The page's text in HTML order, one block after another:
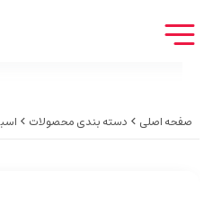
صفحه اصلی دسته بندی محصولات